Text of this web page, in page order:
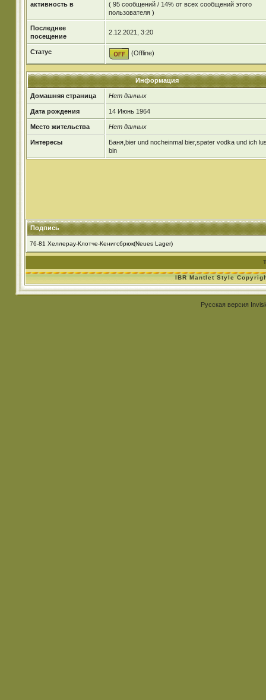
активность в
( 95 сообщений / 14% от всех сообщений этого
пользователя )
Последнее
посещение
2.12.2021, 3:20
Статус (Offline)
Информация
Домашняя страница Нет данных
Дата рождения 14 Июнь 1964
Место жительства Нет данных
Интересы
Баня,bier und nocheinmal bier,spater vodka und ich
bin
Подпись
76-81 Хеллерау-Клотче-Кенигсбрюк(Neues Lager)
IBR Mantlet Style
Русская версия